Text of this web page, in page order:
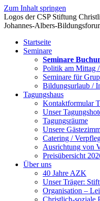
Zum Inhalt springen
Startseite
Seminare
Seminare
Politik am Mittag
Seminare für
Bildungsurlaub /
Tagungshaus
Kontaktformular
Unser
Tagungsräume
Unsere
Catering /
Ausrichtung von
Preisübersicht
Über uns
40 Jahre AZK
Unser Träger:
Organisation –
Christlich-soziale